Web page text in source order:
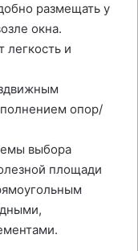
размещать у
окна.
легкость и
опор/
выбора
площади